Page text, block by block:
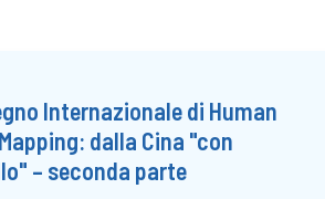
Internazionale di Human
dalla Cina "con
– seconda parte